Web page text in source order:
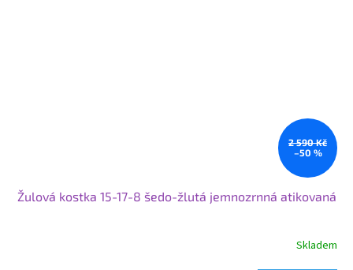
Svoje využití najdou obrubníky od nás při nové výstavbě nebo
2 590 Kč
–50 %
Žulová kostka 15-17-8 šedo-žlutá jemnozrnná atikovaná
Skladem